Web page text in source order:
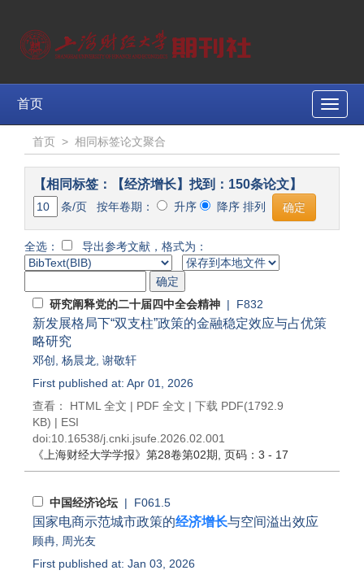
Toggle
首页
首页 > 相同标签论文聚合
【相同标签：【经济增长】找到：150条论文】
条/页 按年卷期： 升序 降序 排列
全选： 导出参考文献，格式为：
研究阐释党的二十届四中全会精神 | F832
新发展格局下“双支柱”政策的金融稳定效应与占优策
略研究
邓创 杨晨龙 谢敬轩
First published at: Apr 01, 2026
查看： HTML 全文 | PDF 全文 | 下载 PDF(1792.9
KB) | ESI
doi:10.16538/j.cnki.jsufe.2026.02.001
《上海财经大学学报》 第28卷第02期 , 页码：3 - 17
中国经济论坛 | F061.5
国家电商示范城市政策的经济增长与空间溢出效应
顾冉
周光友
First published at: Jan 03, 2026